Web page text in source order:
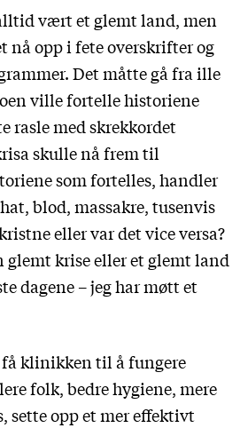
vært et glemt land, men
nå opp i fete overskrifter og
Det måtte gå fra ille
ville fortelle historiene
rasle med skrekkordet
skulle nå frem til
som fortelles, handler
blod, massakre, tusenvis
eller var det vice versa?
glemt krise eller et glemt land
dagene – jeg har møtt et
klinikken til å fungere
folk, bedre hygiene, mere
sette opp et mer effektivt